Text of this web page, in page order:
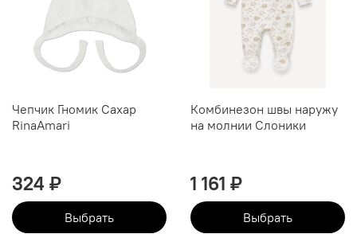
Чепчик Гномик Сахар
RinaAmari
324 ₽
Выбрать
Комбинезон швы наружу
на молнии Слоники
1 161 ₽
Выбрать